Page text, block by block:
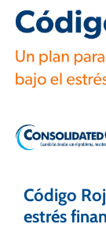
Código
estrés